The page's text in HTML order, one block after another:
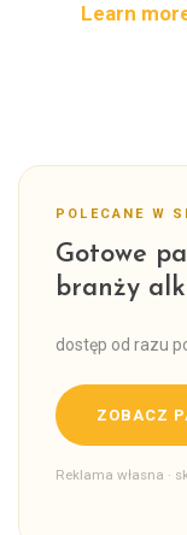
Learn
POLECANE W
Gotowe
branży
dostęp od razu
ZOBACZ
Reklama własna ·